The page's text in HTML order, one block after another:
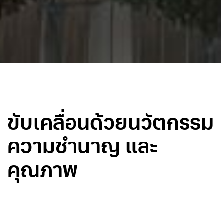
ขับเคลื่อนด้วยนวัตกรรม
ความชำนาญ และ
คุณภาพ